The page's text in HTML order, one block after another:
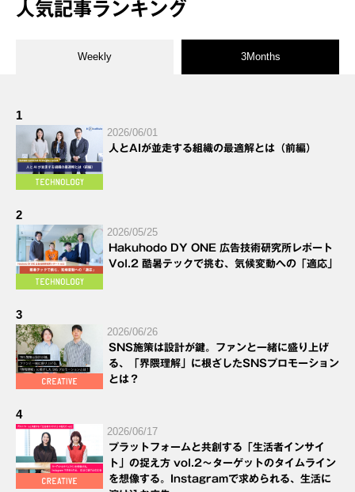
人気記事ランキング
Weekly 3Months
1
2026/06/01
人とAIが並走する組織の最適解とは（前編）
2
2026/05/25
Hakuhodo DY ONE 広告技術研究所レポート
Vol.2 酷暑テックで挑む、気候変動への「適応」
3
2026/06/26
SNS施策は設計が鍵。ファンと一緒に盛り上げ
る、「界隈理解」に根ざしたSNSプロモーション
とは？
4
2026/06/17
プラットフォームと共創する「生活者インサイ
ト」の捉え方 vol.2～ターゲットのタイムライン
を想像する。Instagramで求められる、生活に